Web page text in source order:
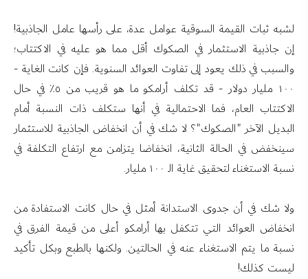
لشبه ثبات القيمة السوقية عوامل عدة، على رأسها عامل الجاذبية!
إن جاذبية الاستثمار في الصكوك أقل مما هو عليه في الاكتتاب؛
والسبب في ذلك يعود إلى تفاوت العوائد السنوية. فإن كانت الغاية -
١٠٠ مليار دولار - قد تكلف أرامكو ما هو قريب من ٥٪ في حال
الاكتتاب العام، فما الاحتمالية في أنها ستكلف ذات النسبة أمام
البديل الآخر "الصكوك"؟ لا شك في أن انخفاض الجاذبية للاستثمار
سينخفض في الحالة الثانية، انخفاضا يتزامن مع ارتفاع التكلفة في
نسبة الاستغناء لتحقيق غاية الـ ١٠٠ مليار.
ولا شك في أن جدوى الاستدانة أمثل في حال كانت الاستفادة من
انخفاض العوائد التي تتكفل بها أرامكو أعلى من قيمة الفرق في
نسبة ما يتم الاستغناء عنه في الحالتين. ولكنها بالطبع وبكل تأكيد
ليست كذلك!